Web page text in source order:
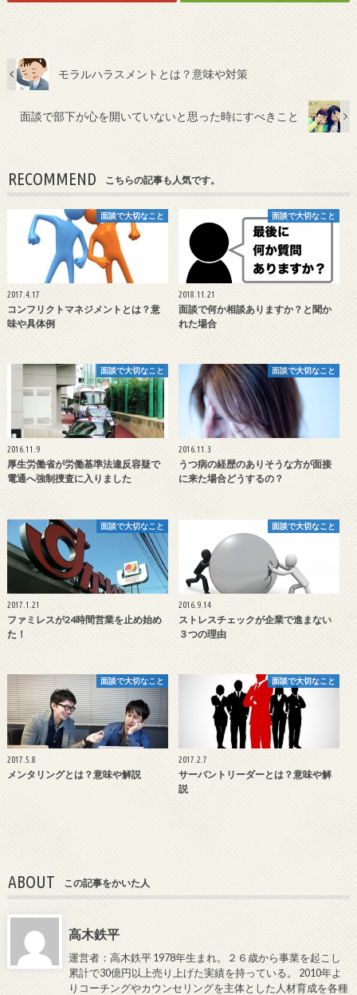
モラルハラスメントとは？意味や対策
面談で部下が心を開いていないと思った時にすべきこと
RECOMMEND こちらの記事も人気です。
面談で大切なこと
2017.4.17
コンフリクトマネジメントとは？意
味や具体例
面談で大切なこと
2018.11.21
面談で何か相談ありますか？と聞か
れた場合
面談で大切なこと
2016.11.9
厚生労働省が労働基準法違反容疑で
電通へ強制捜査に入りました
面談で大切なこと
2016.11.3
うつ病の経歴のありそうな方が面接
に来た場合どうするの？
面談で大切なこと
2017.1.21
ファミレスが24時間営業を止め始め
た！
面談で大切なこと
2016.9.14
ストレスチェックが企業で進まない
３つの理由
面談で大切なこと
2017.5.8
メンタリングとは？意味や解説
面談で大切なこと
2017.2.7
サーバントリーダーとは？意味や解
説
ABOUT この記事をかいた人
高木鉄平
運営者：高木鉄平 1978年生まれ。２６歳から事業を起こし
累計で30億円以上売り上げた実績を持っている。 2010年よ
りコーチングやカウンセリングを主体とした人材育成を各種